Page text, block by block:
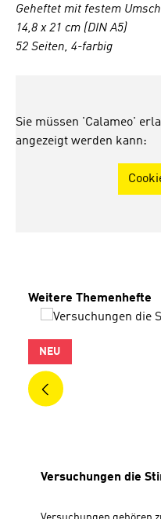
Geheftet mit festem
14,8 x 21 cm (DIN A5)
52 Seiten, 4-farbig
Sie müssen 'Calameo'
angezeigt werden kann:
Produktgalerie
Weitere Themenhefte
NEU
Versuchungen die